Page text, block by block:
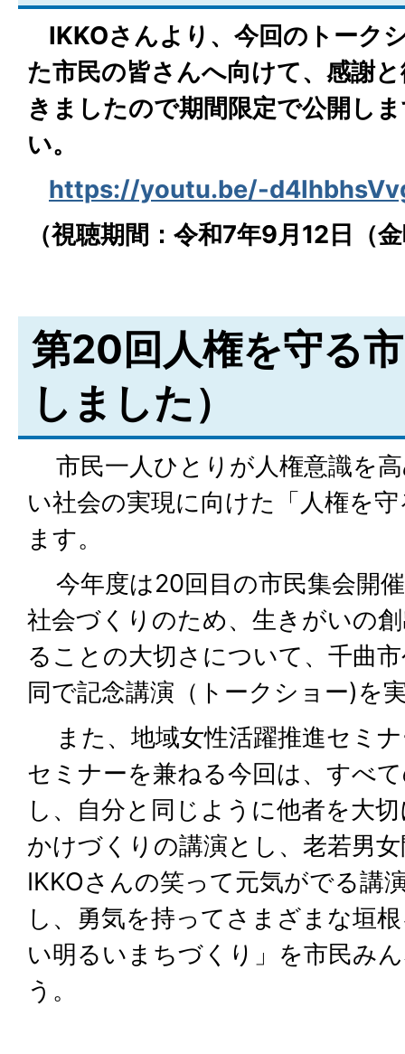
IKKOさんより、今回のトーク
た市民の皆さんへ向けて、感謝
きましたので期間限定で公開し
い。
https://youtu.be/-
（視聴期間：令和7年9月12日（
第20回人権を守る
しました）
市民一人ひとりが人権意識を
い社会の実現に向けた「人権を
ます。
今年度は20回目の市民集会開
社会づくりのため、生きがいの
ることの大切さについて、千曲
同で記念講演（トークショー)を
また、地域女性活躍推進セミ
セミナーを兼ねる今回は、すべ
し、自分と同じように他者を大
かけづくりの講演とし、老若男
IKKOさんの笑って元気がでる講
し、勇気を持ってさまざまな垣
い明るいまちづくり」を市民み
う。